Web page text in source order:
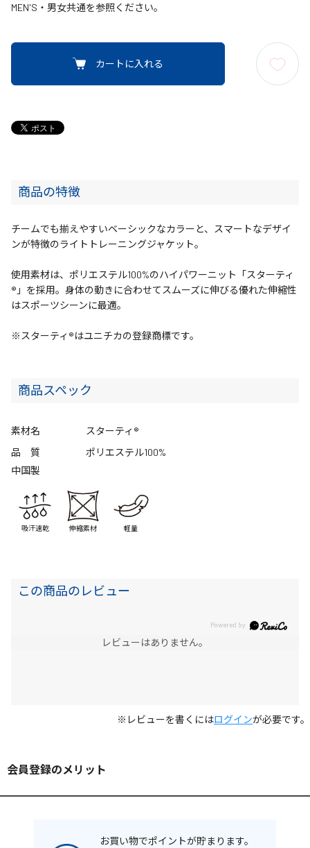
MEN'S・男女共通を参照ください。
カートに入れる
商品の特徴
チームでも揃えやすいベーシックなカラーと、スマートなデザイ
ンが特徴のライトトレーニングジャケット。
使用素材は、ポリエステル100%のハイパワーニット「スターティ
®」を採用。身体の動きに合わせてスムーズに伸びる優れた伸縮性
はスポーツシーンに最適。
※スターティ®はユニチカの登録商標です。
商品スペック
素材名
スターティ®
品 質
ポリエステル100%
中国製
吸汗速乾 伸縮素材 軽量
この商品のレビュー
レビューはありません。
※レビューを書くにはログインが必要です。
会員登録のメリット
お買い物でポイントが貯まります。